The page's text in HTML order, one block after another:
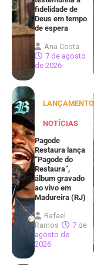
fidelidade de
Deus em tempo
de espera
Ana Costa
7 de agosto
de 2026
LANÇAMENTOS
NOTÍCIAS
Pagode
Restaura lança
“Pagode do
Restaura”,
álbum gravado
ao vivo em
Madureira (RJ)
Rafael
Ramos
7 de
agosto de
2026